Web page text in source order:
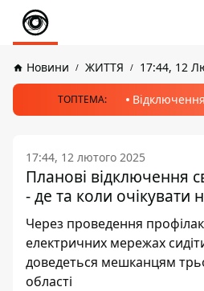
Новини ЖИТТЯ 17:44, 12
ТОПТЕМА:
17:44, 12 лютого 2025
Планові відключення
- де та коли очікувати
Через проведення
електричних мережах
доведеться мешканцям
області